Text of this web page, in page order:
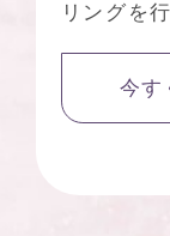
リングを
今す